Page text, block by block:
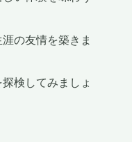
の友情を築きま
検してみましょ